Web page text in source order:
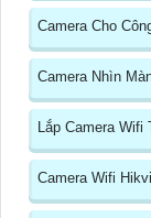
Camera Cho
Camera Nhìn
Lắp Camera Wifi
Camera Wifi